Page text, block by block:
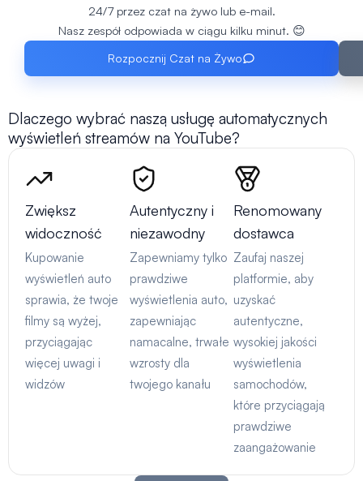
24/7 przez czat na żywo lub e-mail.
Nasz zespół odpowiada w ciągu kilku minut. 😊
Rozpocznij Czat na Żywo
Dlaczego wybrać naszą usługę automatycznych
wyświetleń streamów na YouTube?
Zwiększ
widoczność
Kupowanie
wyświetleń auto
sprawia, że twoje
filmy są wyżej,
przyciągając
więcej uwagi i
widzów
Autentyczny i
niezawodny
Zapewniamy tylko
prawdziwe
wyświetlenia auto,
zapewniając
namacalne, trwałe
wzrosty dla
twojego kanału
Renomowany
dostawca
Zaufaj naszej
platformie, aby
uzyskać
autentyczne,
wysokiej jakości
wyświetlenia
samochodów,
które przyciągają
prawdziwe
zaangażowanie